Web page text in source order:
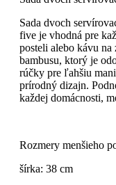
Sada dvoch
five je vhodná pre
posteli alebo kávu na
bambusu, ktorý je
rúčky pre ľahšiu
prírodný dizajn.
každej domácnosti,
Rozmery menšieho
šírka: 38 cm